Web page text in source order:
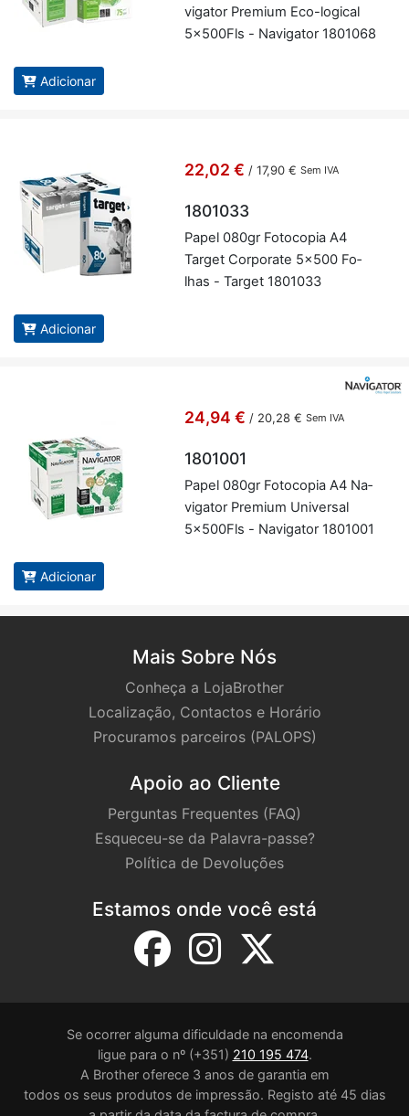
vi­gator Pre­mium Eco-lo­gical
5x500Fls - Na­vi­gator 1801068
Adicionar
22,02 € / 17,90 € Sem IVA
1801033
Papel 080gr Fo­to­copia A4
Target Cor­po­rate 5x500 Fo­
lhas - Target 1801033
Adicionar
24,94 € / 20,28 € Sem IVA
1801001
Papel 080gr Fo­to­copia A4 Na­
vi­gator Pre­mium Uni­versal
5x500Fls - Na­vi­gator 1801001
Adicionar
Mais Sobre Nós
Conheça a LojaBrother
Localização, Contactos e Horário
Procuramos parceiros (PALOPS)
Apoio ao Cliente
Perguntas Frequentes (FAQ)
Esqueceu-se da Palavra-passe?
Política de Devoluções
Estamos onde você está
Se ocorrer alguma dificuldade na encomenda
ligue para o nº (+351) 210 195 474.
A Brother oferece 3 anos de garantia em
todos os seus produtos de impressão. Registo até 45 dias